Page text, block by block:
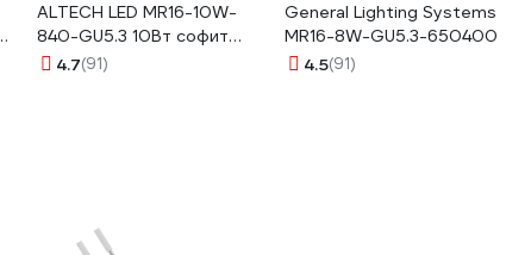
ALTECH LED MR16-10W-
840-GU5.3 10Вт софит
нейтральный белый свет
4.7(91)
General Lighting Systems
MR16-8W-GU5.3-650400
4.5(91)